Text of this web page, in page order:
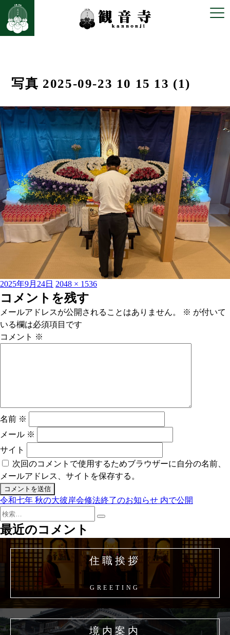
前の画像
次の画像
写真 2025-09-23 10 15 13 (1)
投
稿
日:
2025年9月24日 フ
ル
サ
イ
ズ
2048 × 1536
コメントを残す
メールアドレスが公開されることはありません。 ※ が付いて
いる欄は必須項目です
コメント ※
名前 ※
メール ※
サイト
次回のコメントで使用するためブラウザーに自分の名前、
メールアドレス、サイトを保存する。
投
稿
ナ
ビ
ゲ
ー
シ
ョ
令和七年 秋の大彼岸会修法終了のお知らせ 内で公開
検
索:
検
最近のコメント
住職挨拶
GREETING
境内案内